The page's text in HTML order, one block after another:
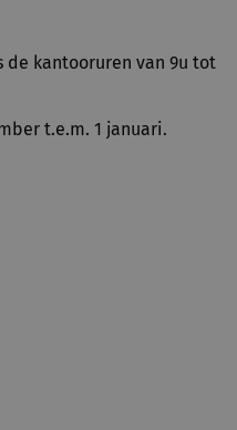
kantooruren van 9u tot
t.e.m. 1 januari.